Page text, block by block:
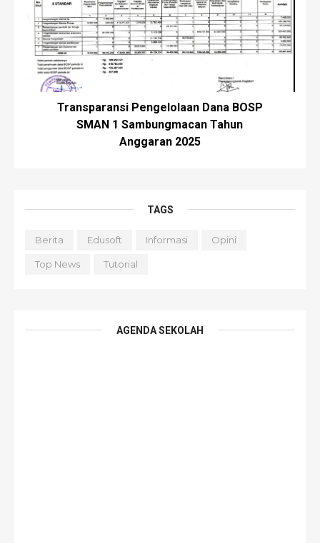
Transparansi Pengelolaan Dana BOSP
SMAN 1 Sambungmacan Tahun
Anggaran 2025
TAGS
Berita Edusoft Informasi Opini
Top News Tutorial
AGENDA SEKOLAH